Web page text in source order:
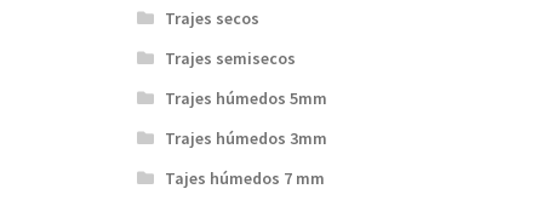
Trajes secos
Trajes semisecos
Trajes húmedos 5mm
Trajes húmedos 3mm
Tajes húmedos 7 mm